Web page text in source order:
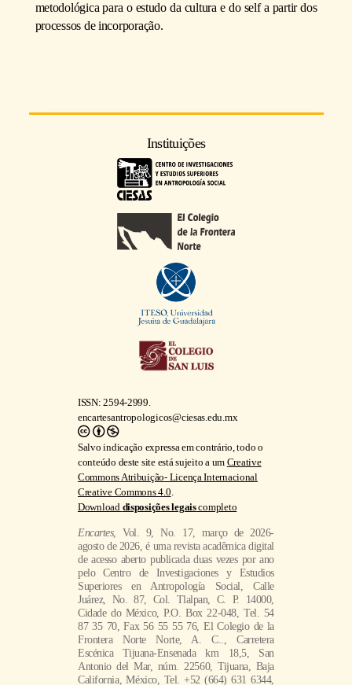
metodológica para o estudo da cultura e do self a partir dos
processos de incorporação.
Instituições
ISSN: 2594-2999.
encartesantropologicos@ciesas.edu.mx
Salvo indicação expressa em contrário, todo o
conteúdo deste site está sujeito a um Creative
Commons Atribuição- Licença Internacional
Creative Commons 4.0
Download disposições legaiscompleto
Encartes, Vol. 9, No. 17, março de 2026-
agosto de 2026, é uma revista acadêmica digital
de acesso aberto publicada duas vezes por ano
pelo Centro de Investigaciones y Estudios
Superiores en Antropología Social, Calle
Juárez, No. 87, Col. Tlalpan, C. P. 14000,
Cidade do México, P.O. Box 22-048, Tel. 54
87 35 70, Fax 56 55 55 76, El Colegio de la
Frontera Norte Norte, A. C.., Carretera
Escénica Tijuana-Ensenada km 18,5, San
Antonio del Mar, núm. 22560, Tijuana, Baja
California, México, Tel. +52 (664) 631 6344,